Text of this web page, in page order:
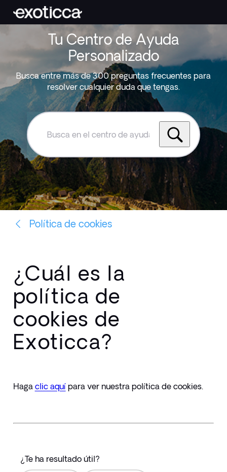
Tu Centro de Ayuda
Personalizado
Busca entre más de 300 preguntas frecuentes para
resolver cualquier duda que tengas.
Busca
el
centro
de
ayuda
de
Exoticca
Política de cookies
¿Cuál es la
política de
cookies de
Exoticca?
​Haga clic aquí para ver nuestra política de cookies.
¿Te ha resultado útil?